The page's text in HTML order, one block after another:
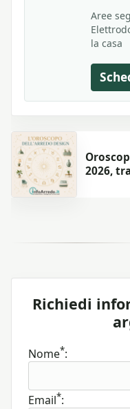
Aree
la casa
2026,
Richiedi
Nome*:
Email*: